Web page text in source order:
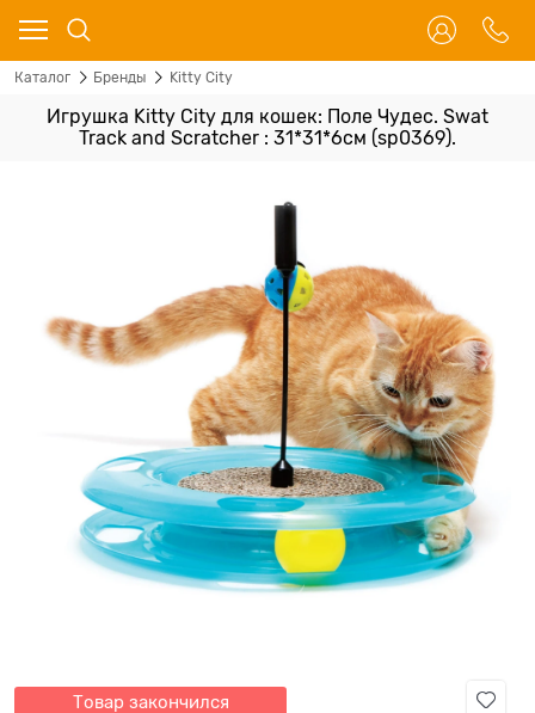
Каталог Бренды Kitty City
Игрушка Kitty City для кошек: Поле Чудес. Swat
Track and Scratcher : 31*31*6см (sp0369).
Товар закончился